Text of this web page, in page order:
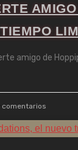
amigo de
comentarios